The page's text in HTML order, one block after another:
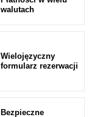
walutach
Wielojęzyczny
formularz rezerwacji
Bezpieczne